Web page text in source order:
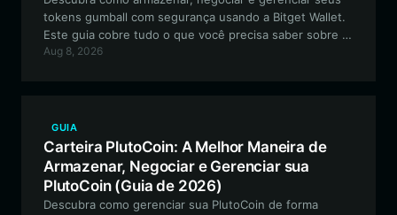
tokens gumball com segurança usando a Bitget Wallet.
Este guia cobre tudo o que você precisa saber sobre o
meme token baseado em Solana e as melhores
Aug 8, 2026
GUIA
Carteira PlutoCoin: A Melhor Maneira de
Armazenar, Negociar e Gerenciar sua
PlutoCoin (Guia de 2026)
Descubra como gerenciar sua PlutoCoin de forma